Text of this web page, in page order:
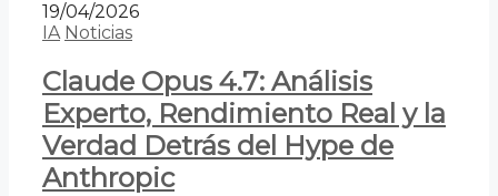
19/04/2026
IA Noticias
Claude Opus 4.7: Análisis
Experto, Rendimiento Real y la
Verdad Detrás del Hype de
Anthropic